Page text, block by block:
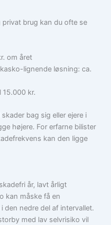
privat brug kan du ofte se
om året
lignende løsning: ca.
15.000 kr.
bag sig eller ejere i
højere. For erfarne bilister
kan den ligge
år, lavt årligt
kan måske få en
den nedre del af intervallet.
med lav selvrisiko vil